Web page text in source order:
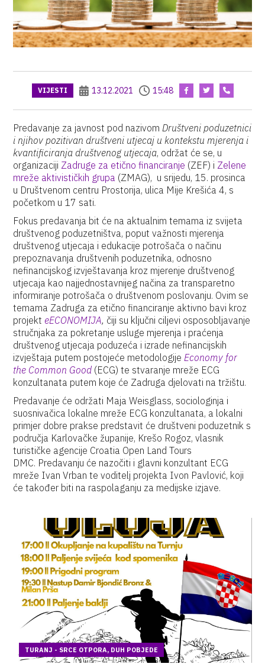
VIJESTI 13.12.2021 15:48
Predavanje za javnost pod nazivomDruštveni poduzetnici
i njihov pozitivan društveni utjecaj u kontekstu mjerenja i
kvantificiranja društvenog utjecaja, održat će se, u
organizaciji Zadruge za etično financiranje (ZEF) i Zelene
mreže aktivističkih grupa (ZMAG), u srijedu, 15. prosinca
u Društvenom centru Prostorija, ulica Mije Krešića 4, s
početkom u 17 sati.
Fokus predavanja bit će na aktualnim temama iz svijeta
društvenog poduzetništva, poput važnosti mjerenja
društvenog utjecaja i edukacije potrošača o načinu
prepoznavanja društvenih poduzetnika, odnosno
nefinancijskog izvještavanja kroz mjerenje društvenog
utjecaja kao najjednostavnijeg načina za transparetno
informiranje potrošača o društvenom poslovanju. Ovim se
temama Zadruga za etično financiranje aktivno bavi kroz
projekteECONOMIJA, čiji su ključni ciljevi osposobljavanje
stručnjaka za pokretanje usluge mjerenja i praćenja
društvenog utjecaja poduzeća i izrade nefinancijskih
izvještaja putem postojeće metodologijeEconomy for
the Common Good (ECG) te stvaranje mreže ECG
konzultanata putem koje će Zadruga djelovati na tržištu.
Predavanje će održati Maja Weisglass, sociologinja i
suosnivačica lokalne mreže ECG konzultanata, a lokalni
primjer dobre prakse predstavit će društveni poduzetnik s
područja Karlovačke županije, Krešo Rogoz, vlasnik
turističke agencije Croatia Open Land Tours
DMC. Predavanju će nazočiti i glavni konzultant ECG
mreže Ivan Vrban te voditelj projekta Ivon Pavlović, koji
će također biti na raspolaganju za medijske izjave.
TURANJ - SRCE OTPORA, DUH POBJEDE